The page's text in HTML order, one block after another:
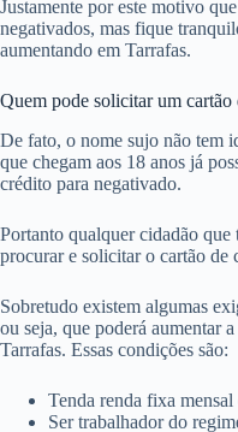
Justamente por este motivo
negativados, mas fique
aumentando em Tarrafas.
Quem pode solicitar um
De fato, o nome sujo não tem
que chegam aos 18 anos já
crédito para negativado.
Portanto qualquer cidadão
procurar e solicitar o cartão de
Sobretudo existem algumas
ou seja, que poderá aumentar
Tarrafas. Essas condições são:
Tenda renda fixa mensal
Ser trabalhador do